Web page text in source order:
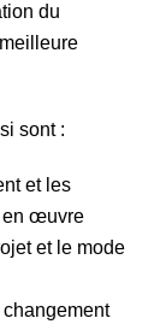
du
sont :
et les
en œuvre
et le mode